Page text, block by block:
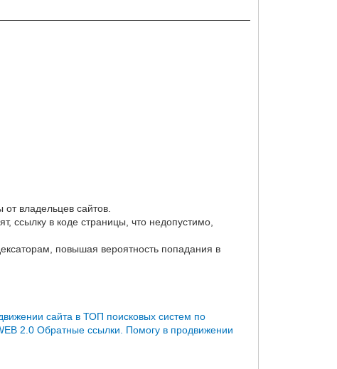
владельцев сайтов.
ссылку в коде страницы, что недопустимо,
повышая вероятность попадания в
сайта в ТОП поисковых систем по
2.0 Обратные ссылки. Помогу в продвижении